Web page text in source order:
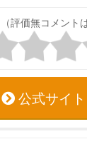
評価無コメント
公式サイ